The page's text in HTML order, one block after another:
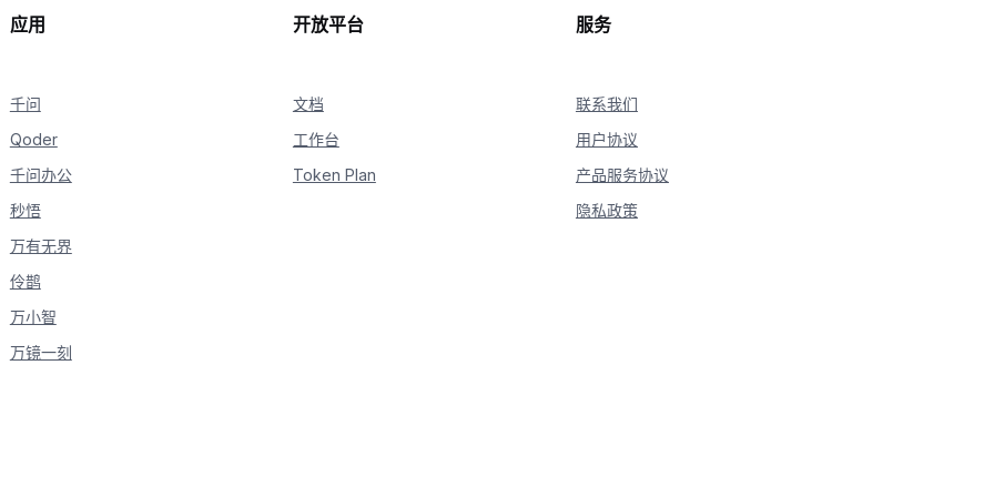
        size
应用
千问
Qoder
千问办公
秒悟
万有无界
伶鹊
万小智
万镜一刻
开放平台
文档
工作台
Token Plan
服务
联系我们
用户协议
产品服务协议
隐私政策